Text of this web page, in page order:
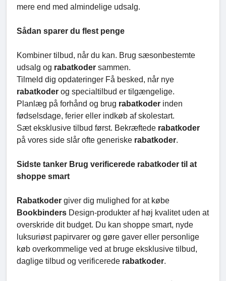
mere end med almindelige udsalg.
Sådan sparer du flest penge
Kombiner tilbud, når du kan. Brug sæsonbestemte
udsalg og rabatkoder sammen.
Tilmeld dig opdateringer Få besked, når nye
rabatkoder og specialtilbud er tilgængelige.
Planlæg på forhånd og brug rabatkoder inden
fødselsdage, ferier eller indkøb af skolestart.
Sæt eksklusive tilbud først. Bekræftede rabatkoder
på vores side slår ofte generiske rabatkoder.
Sidste tanker Brug verificerede rabatkoder til at
shoppe smart
Rabatkoder giver dig mulighed for at købe
Bookbinders Design-produkter af høj kvalitet uden at
overskride dit budget. Du kan shoppe smart, nyde
luksuriøst papirvarer og gøre gaver eller personlige
køb overkommelige ved at bruge eksklusive tilbud,
daglige tilbud og verificerede rabatkoder.